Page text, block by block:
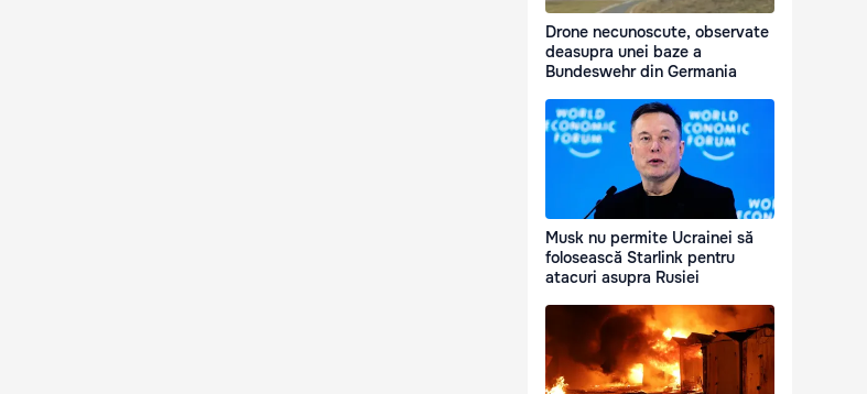
Drone necunoscute, observate
deasupra unei baze a
Bundeswehr din Germania
Musk nu permite Ucrainei să
folosească Starlink pentru
atacuri asupra Rusiei